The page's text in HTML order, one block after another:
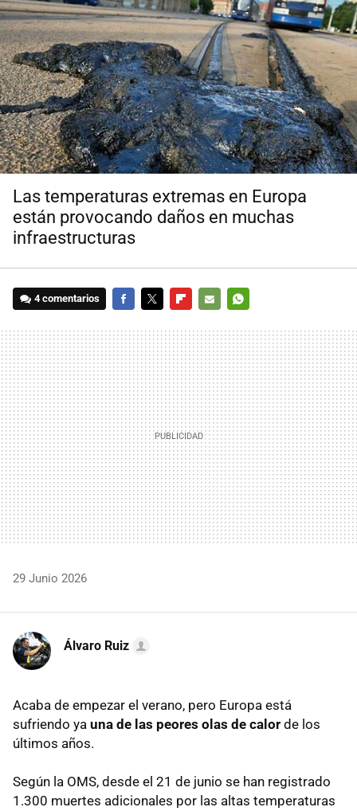
Las temperaturas extremas en Europa
están provocando daños en muchas
infraestructuras
4 comentarios
MAIL
29 Junio 2026
Álvaro Ruiz
Acaba de empezar el verano, pero Europa está
sufriendo ya una de las peores olas de calor de los
últimos años.
Según la OMS, desde el 21 de junio se han registrado
1.300 muertes adicionales por las altas temperaturas